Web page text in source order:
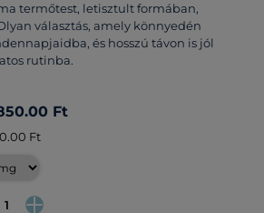
termőtest, letisztult formában,
választás, amely könnyedén
és hosszú távon is jól
rutinba.
Ft
Ft